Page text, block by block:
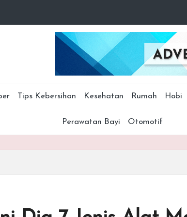
Tips Kebersihan Kesehatan Rumah Hobi
Perawatan Bayi Otomotif